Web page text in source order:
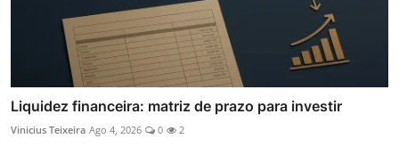
Liquidez financeira: matriz de prazo para investir
Vinicius Teixeira Ago 4, 2026 0 2